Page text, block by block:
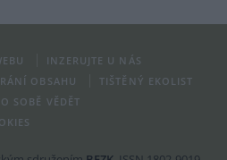
INZERUJTE U NÁS
OBSAHU
TIŠTĚNÝ EKOLIST
SOBĚ VĚDĚT